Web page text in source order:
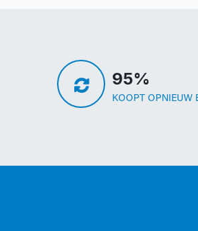
95%
KOOPT OPNIEUW